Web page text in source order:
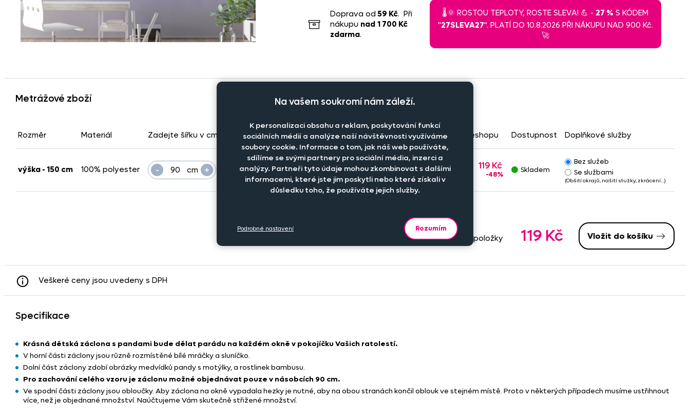
Doprava od 59 Kč. Při
nákupu nad 1 700 Kč
zdarma.
🌡️🌞 ROSTOU TEPLOTY, ROSTE SLEVA! 💪 -27 % S KÓDEM
"27SLEVA27". PLATÍ DO 10.8.2026 PŘI NÁKUPU NAD 900 Kč.
🚀
Metrážové zboží
Rozměr Materiál Zadejte šířku v cm Počet kusů Cena na prodejně Cena na eshopu Dostupnost Doplňkové služby
výška - 150 cm 100% polyester cm +
- = 0,90 m ks +
- 229 Kč 119 Kč
-48%
Skladem
Bez služeb
Se službami
(Obšití okrajů, našití stužky, zkrácení…)
Celkem za vybrané položky 119 Kč Vložit do košíku
Veškeré ceny jsou uvedeny s DPH
Specifikace
Krásná dětská záclona s pandami bude dělat parádu na každém okně v pokojíčku Vašich ratolestí.
V horní části záclony jsou různě rozmístěné bílé mráčky a sluníčko.
Dolní část záclony zdobí obrázky medvídků pandy s motýlky, a rostlinek bambusu.
Pro zachování celého vzoru je záclonu možné objednávat pouze v násobcích 90 cm.
Ve spodní části záclony jsou obloučky. Aby záclona na okně vypadala hezky je nutné, aby na obou stranách končil oblouk ve stejném místě. Proto v některých případech musíme ustřihnout
více, než je objednané množství. Naúčtujeme Vám skutečně střižené množství.
Na vašem soukromí nám záleží.
K personalizaci obsahu a reklam, poskytování funkcí
sociálních médií a analýze naší návštěvnosti využíváme
soubory cookie. Informace o tom, jak náš web používáte,
sdílíme se svými partnery pro sociální média, inzerci a
analýzy. Partneři tyto údaje mohou zkombinovat s dalšími
informacemi, které jste jim poskytli nebo které získali v
důsledku toho, že používáte jejich služby.
Rozumím
Podrobné nastavení